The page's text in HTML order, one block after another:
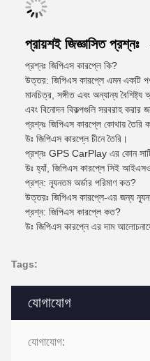
যোগাযোগ
যোগাযোগ:
প্রায়শই জিজ্ঞাসিত প্রশ্নঃ
প্রশ্নঃ জিপিএস কারপ্লে কি?
উত্তর: জিপিএস কারপ্লে এমন একটি
মানচিত্র, সঙ্গীত এবং অন্যান্য
এবং বিনোদন বিকল্পগুলি সরবরাহ করার
প্রশ্নঃ জিপিএস কারপ্লে কোথায় তৈরি
উঃ জিপিএস কারপ্লে চীনে তৈরি।
প্রশ্নঃ GPS CarPlay এর কোন
উঃ হ্যাঁ, জিপিএস কারপ্লে সিই
প্রশ্ন: ন্যূনতম অর্ডার পরিমাণ কত?
উত্তরঃ জিপিএস কারপ্লে-এর জন্য
প্রশ্ন: জিপিএস কারপ্লে কত?
উঃ জিপিএস কারপ্লে এর দাম
Tags: